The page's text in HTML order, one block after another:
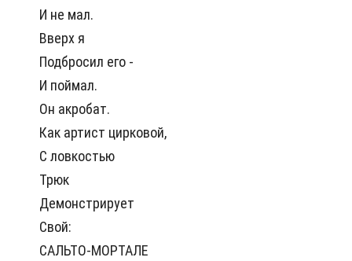
И не мал.
Вверх я
Подбросил его -
И поймал.
Он акробат.
Как артист цирковой,
С ловкостью
Трюк
Демонстрирует
Свой:
САЛЬТО-МОРТАЛЕ